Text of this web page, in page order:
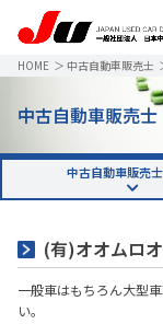
HOME ＞ 中古自動車販売士
中古自動車販売士
中古自動車販売
(有)オオムロ
一般車はもちろん大型
い。